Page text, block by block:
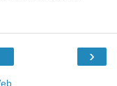
›